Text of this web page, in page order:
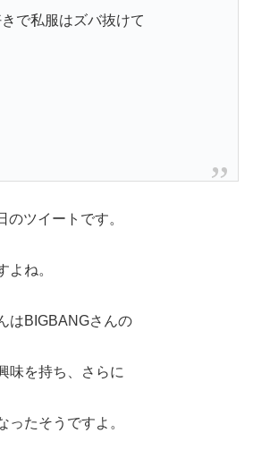
で私服はズバ抜けて
のツイートです。
よね。
はBIGBANGさんの
味を持ち、さらに
ったそうですよ。